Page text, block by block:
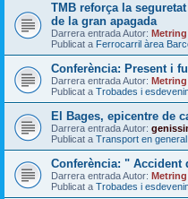
TMB reforça la
de la gran apagada
Darrera entrada Autor: Metring
Publicat a Ferrocarril àrea
Conferència: Present i
Darrera entrada Autor: Metring
Publicat a Trobades i
El Bages, epicentre de
Darrera entrada Autor:
Publicat a Transport en general
Conferència: " Accident
Darrera entrada Autor: Metring
Publicat a Trobades i